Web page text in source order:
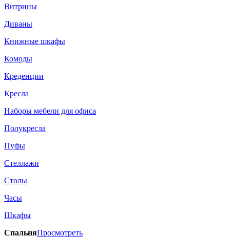
Витрины
Диваны
Книжные шкафы
Комоды
Креденции
Кресла
Наборы мебели для офиса
Полукресла
Пуфы
Стеллажи
Столы
Часы
Шкафы
СпальняПросмотреть